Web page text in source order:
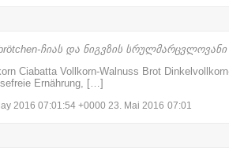
ჩიას და ნიგვზის
Ciabatta Vollkorn-Walnuss Brot
Ernährung, […]
2016 07:01:54 +0000 23. Mai 2016 07:01